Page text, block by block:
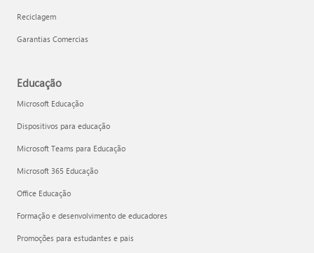
Reciclagem
Garantias Comercias
Educação
Microsoft Educação
Dispositivos para educação
Microsoft Teams para Educação
Microsoft 365 Educação
Office Educação
Formação e desenvolvimento de educadores
Promoções para estudantes e pais